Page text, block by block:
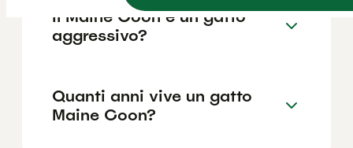
Il Maine Coon è un gatto
aggressivo?
Quanti anni vive un gatto
Maine Coon?